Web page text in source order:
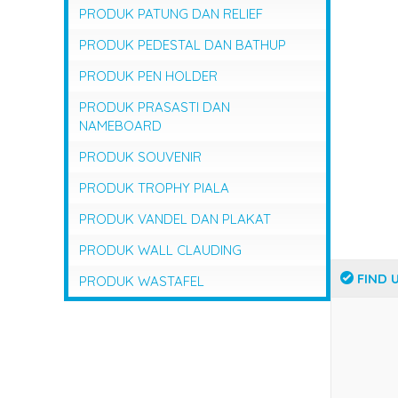
PRODUK PATUNG DAN RELIEF
PRODUK PEDESTAL DAN BATHUP
PRODUK PEN HOLDER
PRODUK PRASASTI DAN
NAMEBOARD
PRODUK SOUVENIR
PRODUK TROPHY PIALA
PRODUK VANDEL DAN PLAKAT
PRODUK WALL CLAUDING
PRODUK WASTAFEL
FIND